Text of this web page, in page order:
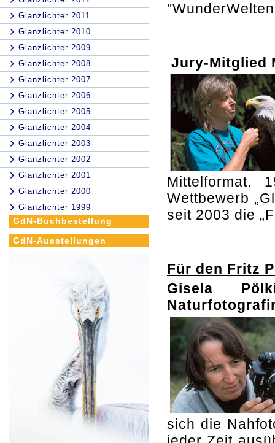
Glanzlichter 2011
Glanzlichter 2010
Glanzlichter 2009
Glanzlichter 2008
Glanzlichter 2007
Glanzlichter 2006
Glanzlichter 2005
Glanzlichter 2004
Glanzlichter 2003
Glanzlichter 2002
Glanzlichter 2001
Glanzlichter 2000
Glanzlichter 1999
GdN-Buchbestellung
GdN-Ausstellungen
Jury-Mitglied
Mittelformat.
Wettbewerb
seit 2003 die
Für den Fritz
Gisela
sich die